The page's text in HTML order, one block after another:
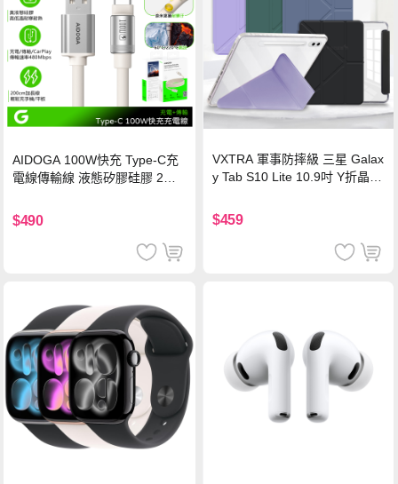
AIDOGA 100W快充 Type-C充
電線傳輸線 液態矽膠硅膠 2M
$490
VXTRA 軍事防摔級 三星 Galax
y Tab S10 Lite 10.9吋 Y折晶透
$459